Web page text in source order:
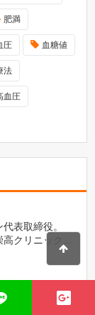
肥満
圧 血糖値
法
血圧
表取締役。
クリニック...